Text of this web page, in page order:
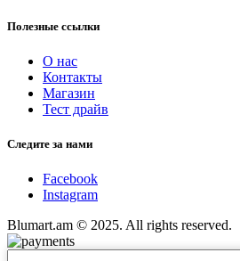
Полезные ссылки
О нас
Контакты
Магазин
Тест драйв
Следите за нами
Facebook
Instagram
Blumart.am © 2025. All rights reserved.